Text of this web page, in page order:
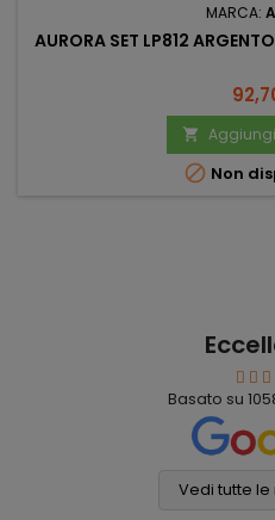
MARCA:
AURORA SET LP812

 Non
Basato su
Vedi tutte